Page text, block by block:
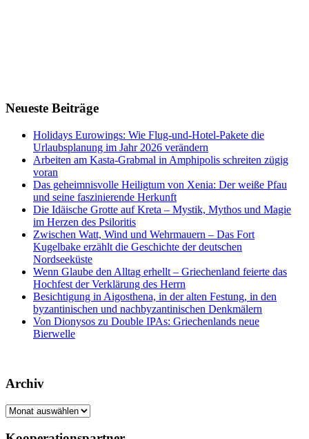
Neueste Beiträge
Holidays Eurowings: Wie Flug-und-Hotel-Pakete die
Urlaubsplanung im Jahr 2026 verändern
Arbeiten am Kasta-Grabmal in Amphipolis schreiten zügig
voran
Das geheimnisvolle Heiligtum von Xenia: Der weiße Pfau
und seine faszinierende Herkunft
Die Idäische Grotte auf Kreta – Mystik, Mythos und Magie
im Herzen des Psiloritis
Zwischen Watt, Wind und Wehrmauern – Das Fort
Kugelbake erzählt die Geschichte der deutschen
Nordseeküste
Wenn Glaube den Alltag erhellt – Griechenland feierte das
Hochfest der Verklärung des Herrn
Besichtigung in Aigosthena, in der alten Festung, in den
byzantinischen und nachbyzantinischen Denkmälern
Von Dionysos zu Double IPAs: Griechenlands neue
Bierwelle
Archiv
Archiv